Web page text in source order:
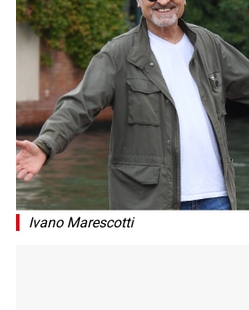
Ivano Marescotti